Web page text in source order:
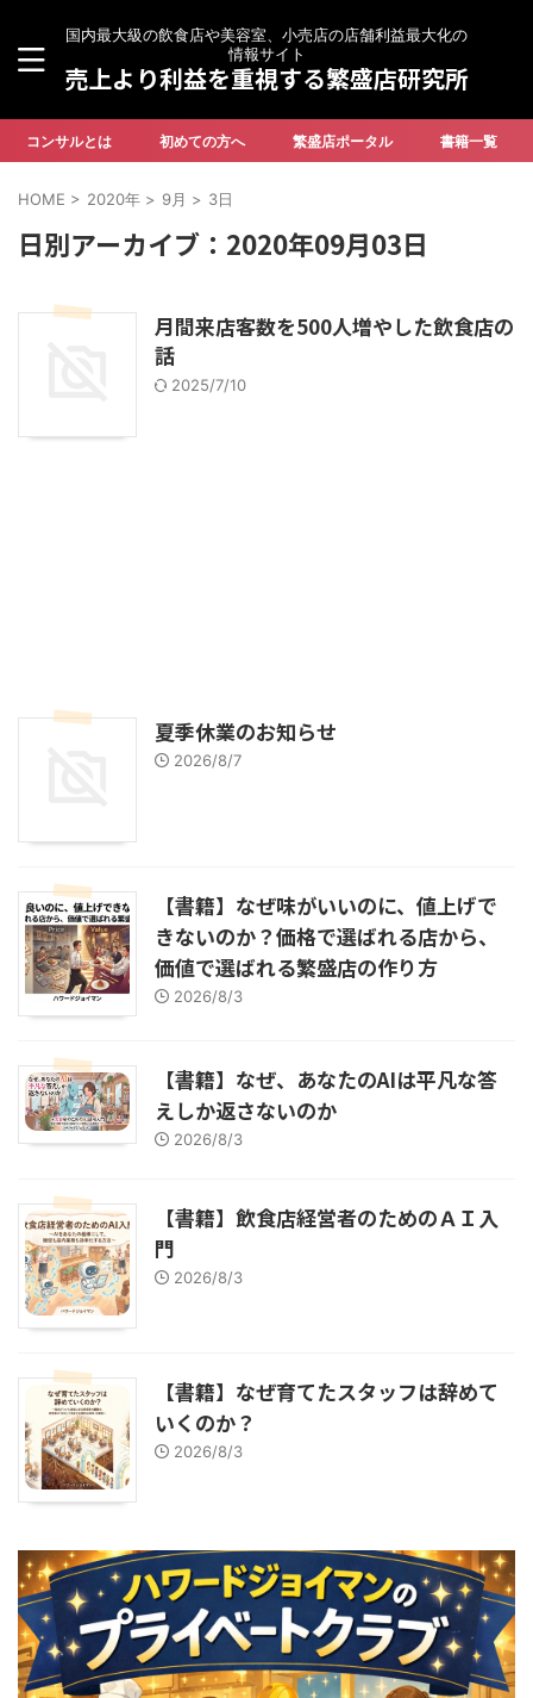
国内最大級の飲食店や美容室、小売店の店舗利益最大化の
情報サイト
売上より利益を重視する繁盛店研究所
コンサルとは 初めての方へ 繁盛店ポータル 書籍一覧
HOME > 2020年 > 9月 > 3日
日別アーカイブ：2020年09月03日
月間来店客数を500人増やした飲食店の
話
2025/7/10
夏季休業のお知らせ
2026/8/7
【書籍】なぜ味がいいのに、値上げで
きないのか？価格で選ばれる店から、
価値で選ばれる繁盛店の作り方
2026/8/3
【書籍】なぜ、あなたのAIは平凡な答
えしか返さないのか
2026/8/3
【書籍】飲食店経営者のためのＡＩ入
門
2026/8/3
【書籍】なぜ育てたスタッフは辞めて
いくのか？
2026/8/3